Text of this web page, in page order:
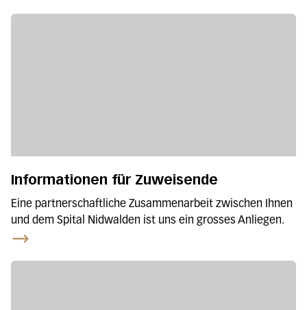
Informationen für Zuweisende
Eine partnerschaftliche Zusammenarbeit zwischen Ihnen
und dem Spital Nidwalden ist uns ein grosses Anliegen.